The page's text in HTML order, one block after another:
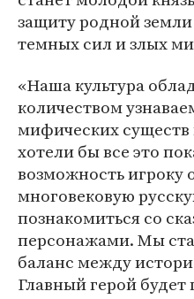
защиту родной
темных сил и злых
«Наша культура
количеством
мифических
хотели бы все это
возможность игроку
многовековую
познакомиться со
персонажами. Мы
баланс между
Главный герой